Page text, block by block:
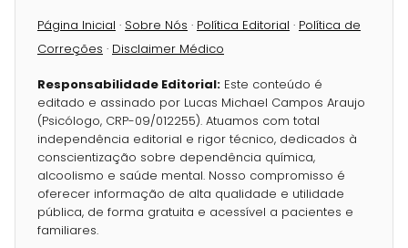
Página Inicial · Sobre Nós · Política Editorial · Política de
Correções · Disclaimer Médico
Responsabilidade Editorial: Este conteúdo é
editado e assinado por Lucas Michael Campos Araujo
(Psicólogo, CRP-09/012255). Atuamos com total
independência editorial e rigor técnico, dedicados à
conscientização sobre dependência química,
alcoolismo e saúde mental. Nosso compromisso é
oferecer informação de alta qualidade e utilidade
pública, de forma gratuita e acessível a pacientes e
familiares.